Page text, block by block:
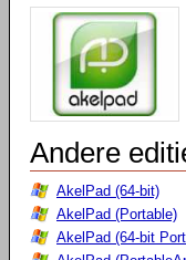
Andere
AkelPad (64-bit)
AkelPad (Portable)
AkelPad (64-bit